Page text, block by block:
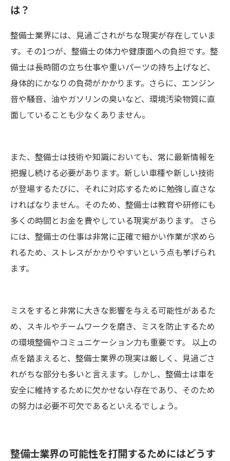
は？
整備士業界には、見過ごされがちな現実が存在していま
す。その1つが、整備士の体力や健康面への負担です。整
備士は長時間の立ち仕事や重いパーツの持ち上げなど、
身体的にかなりの負荷がかかります。さらに、エンジン
音や騒音、油やガソリンの臭いなど、環境汚染物質に直
面していることも少なくありません。
また、整備士は技術や知識においても、常に最新情報を
把握し続ける必要があります。新しい車種や新しい技術
が登場するたびに、それに対応するために勉強し直さな
ければなりません。そのため、整備士は教育や研修にも
多くの時間とお金を費やしている現実があります。 さら
には、整備士の仕事は非常に正確で細かい作業が求めら
れるため、ストレスがかかりやすいという点も挙げられ
ます。
ミスをすると非常に大きな影響を与える可能性があるた
め、スキルやチームワークを磨き、ミスを防止するため
の環境整備やコミュニケーション力も重要です。 以上の
点を踏まえると、整備士業界の現実は厳しく、見過ごさ
れがちな部分も多いと言えます。しかし、整備士は車を
安全に維持するために欠かせない存在であり、そのため
の努力は必要不可欠であるといえるでしょう。
整備士業界の可能性を打開するためにはどうす